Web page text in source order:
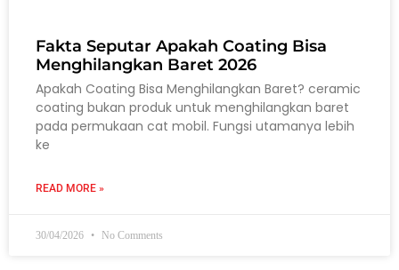
Fakta Seputar Apakah Coating Bisa
Menghilangkan Baret 2026
Apakah Coating Bisa Menghilangkan Baret? ceramic
coating bukan produk untuk menghilangkan baret
pada permukaan cat mobil. Fungsi utamanya lebih
ke
READ MORE »
30/04/2026 No Comments